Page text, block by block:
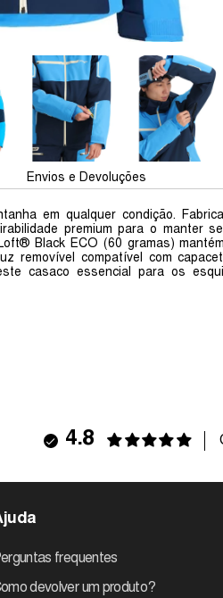
Envios e Devoluções
em qualquer condição.
premium para o manter
Black ECO (60 gramas)
removível compatível com
casaco essencial para os
4.8
frequentes
devolver um produto?